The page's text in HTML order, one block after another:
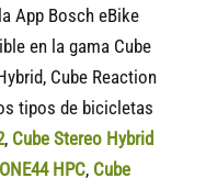
App Bosch eBike
en la gama Cube
Cube Reaction
tipos de bicicletas
, Cube Stereo Hybrid
HPC, Cube